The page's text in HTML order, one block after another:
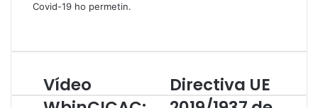
Covid-19 ho permetin.
V
íVídeo
D
iDirectiva UE